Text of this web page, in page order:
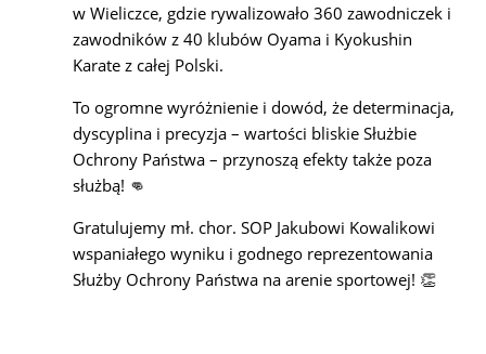
w Wieliczce, gdzie rywalizowało 360 zawodniczek i
zawodników z 40 klubów Oyama i Kyokushin
Karate z całej Polski.
To ogromne wyróżnienie i dowód, że determinacja,
dyscyplina i precyzja – wartości bliskie Służbie
Ochrony Państwa – przynoszą efekty także poza
służbą! 👊
Gratulujemy mł. chor. SOP Jakubowi Kowalikowi
wspaniałego wyniku i godnego reprezentowania
Służby Ochrony Państwa na arenie sportowej! 👏